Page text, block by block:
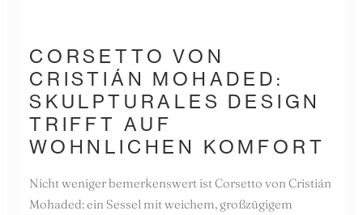
CORSETTO VON
CRISTIÁN MOHADED:
SKULPTURALES DESIGN
TRIFFT AUF
WOHNLICHEN KOMFORT
Nicht weniger bemerkenswert ist Corsetto von Cristián
Mohaded: ein Sessel mit weichem, großzügigem